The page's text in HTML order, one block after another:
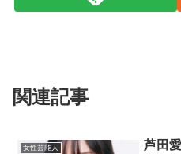
関連記事
女性芸能人
芦田